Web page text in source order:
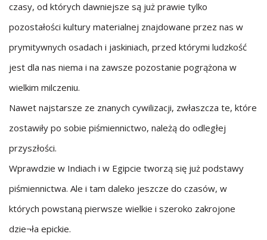
czasy, od których dawniejsze są już prawie tylko
pozostałości kultury materialnej znajdowane przez nas w
prymitywnych osadach i jaskiniach, przed którymi ludzkość
jest dla nas niema i na zawsze pozostanie pogrążona w
wielkim milczeniu.
Nawet najstarsze ze znanych cywilizacji, zwłaszcza te, które
zostawiły po sobie piśmiennictwo, należą do odległej
przyszłości.
Wprawdzie w Indiach i w Egipcie tworzą się już podstawy
piśmiennictwa. Ale i tam daleko jeszcze do czasów, w
których powstaną pierwsze wielkie i szeroko zakrojone
dzie¬ła epickie.